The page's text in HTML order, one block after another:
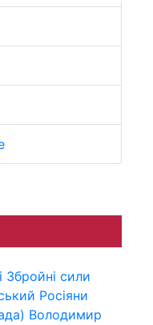
Збройні сили
Росіяни
Володимир